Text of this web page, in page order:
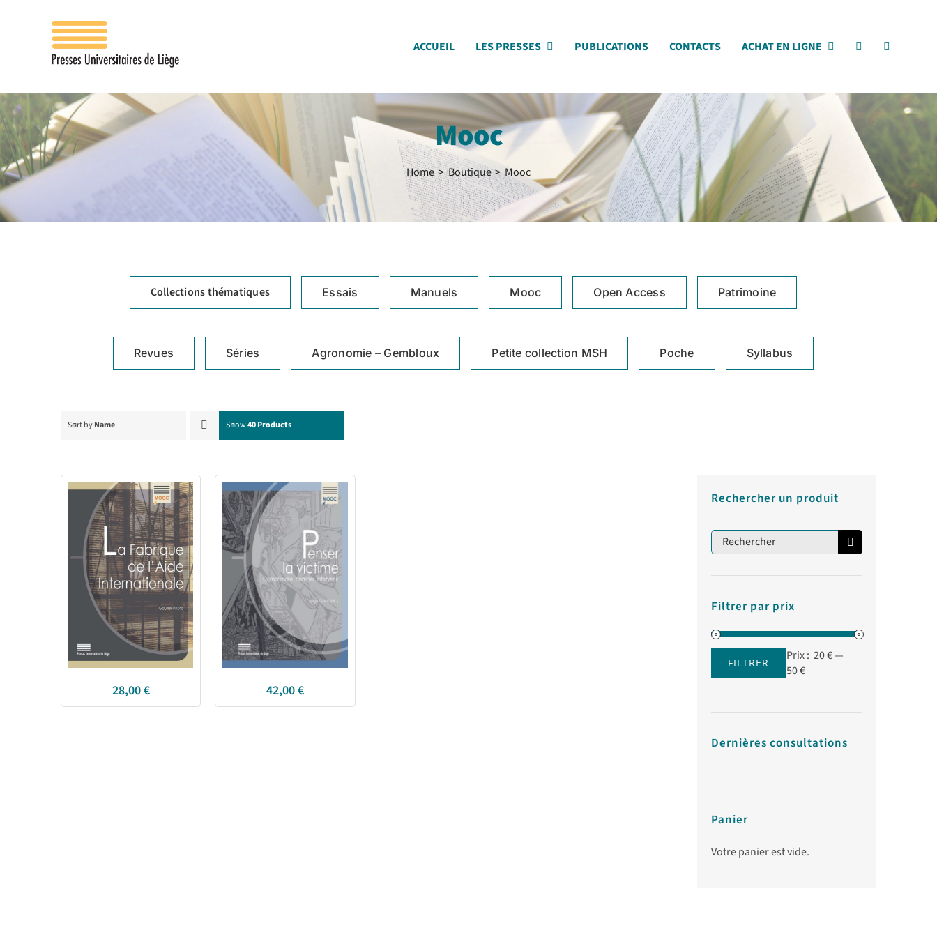
ACCUEIL LES PRESSES PUBLICATIONS CONTACTS ACHAT EN LIGNE
Mooc
Home Boutique Mooc
Collections thématiques Essais Manuels Mooc Open Access Patrimoine
Revues Séries Agronomie – Gembloux Petite collection MSH Poche Syllabus
Sort byName Show40 Products
La Fabrique de
l’Aide
Internationale
28,00€ 42,00€
Rechercher un produit
Rechercher:
Filtrer par prix
FILTRER Prix : 20 €—
50 €
Dernières consultations
Panier
Votre panier est vide.